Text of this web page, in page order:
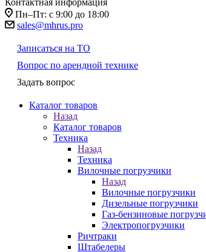
Контактная информация
Пн–Пт: с 9:00 до 18:00
sales@mhrus.pro
Записаться на ТО
Вопрос по арендной технике
Задать вопрос
Каталог товаров
Назад
Каталог товаров
Техника
Назад
Техника
Вилочные погрузчики
Назад
Вилочные погрузчики
Дизельные погрузчики
Газ-бензиновые
Электропогрузчики
Ричтраки
Штабелеры